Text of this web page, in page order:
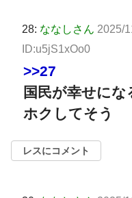
28: ななしさん 2025/
ID:u5jS1xOo0
>>27
国民が幸せに
ホクしてそう
レスにコメント